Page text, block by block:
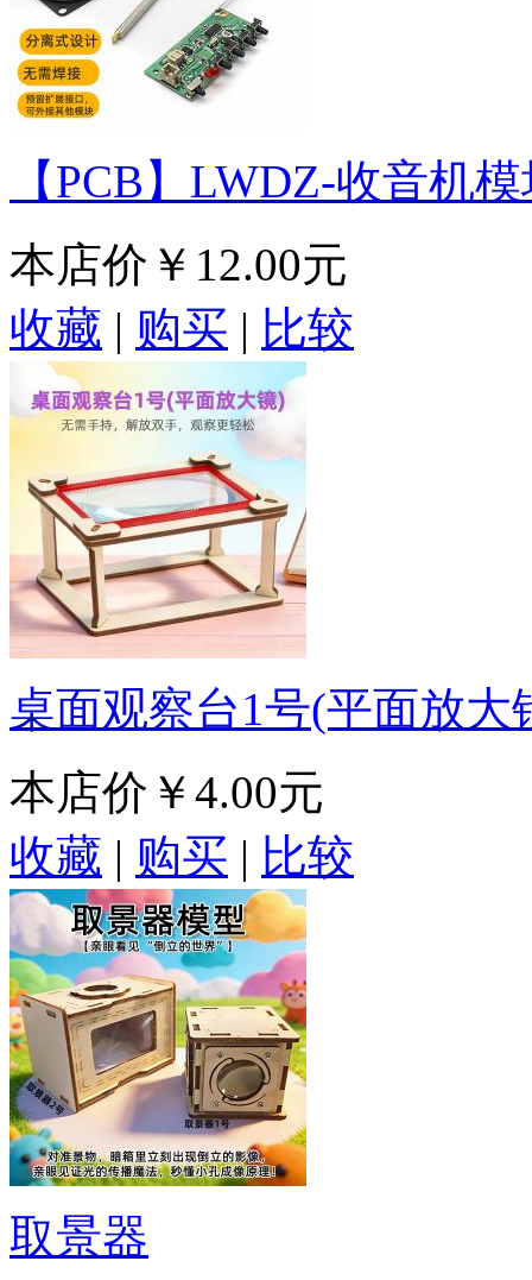
【PCB】LWDZ-收音机
本店价 ￥12.00元
收藏 | 购买 | 比较
桌面观察台1号(平面放大
本店价 ￥4.00元
收藏 | 购买 | 比较
取景器